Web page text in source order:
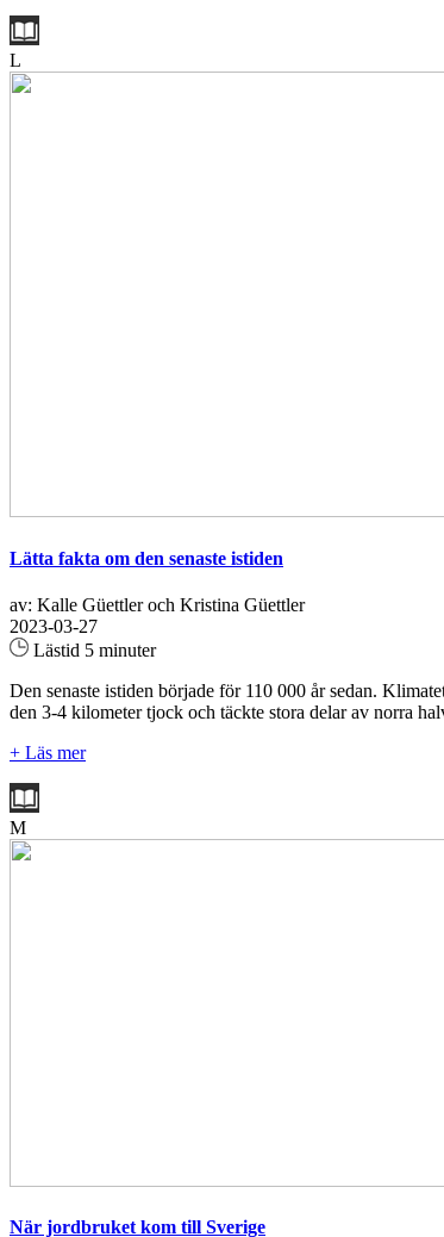
L
Lätta fakta om den senaste istiden
av: Kalle Güettler och Kristina Güettler
2023-03-27
Lästid 5 minuter
Den senaste istiden började för 110 000 år sedan.
den 3-4 kilometer tjock och täckte stora delar av norra
+ Läs mer
M
När jordbruket kom till Sverige